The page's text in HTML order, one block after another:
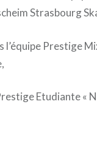
Strasbourg
l’équipe Prestige
Etudiante «